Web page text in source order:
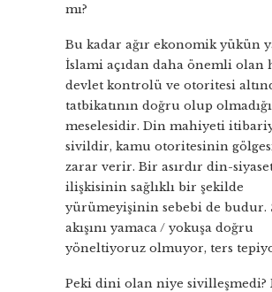
mı?
Bu kadar ağır ekonomik yükün
İslami açıdan daha önemli olan
devlet kontrolü ve otoritesi
tatbikatının doğru olup olmadığı
meselesidir. Din mahiyeti
sivildir, kamu otoritesinin
zarar verir. Bir asırdır din-
ilişkisinin sağlıklı bir şekilde
yürümeyişinin sebebi de budur.
akışını yamaca / yokuşa doğru
yöneltiyoruz olmuyor, ters
Peki dini olan niye sivilleşmedi?